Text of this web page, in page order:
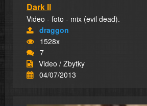
Dark II
Video - foto - mix (evil dead).
draggon
1528x
7
Video / Zbytky
04/07/2013